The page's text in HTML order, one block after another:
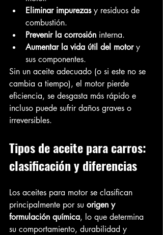
Eliminar impurezas y residuos de
combustión.
Prevenir la corrosión interna.
Aumentar la vida útil del motor y
sus componentes.
Sin un aceite adecuado (o si este no se
cambia a tiempo), el motor pierde
eficiencia, se desgasta más rápido e
incluso puede sufrir daños graves o
irreversibles.
Tipos de aceite para carros:
clasificación y diferencias
Los aceites para motor se clasifican
principalmente por su origen y
formulación química, lo que determina
su comportamiento, durabilidad y